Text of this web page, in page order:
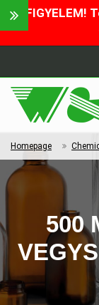
FIGYELEM!
Homepage
500